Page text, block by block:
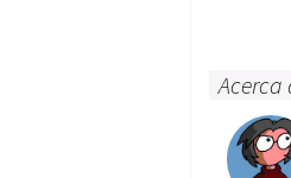
Acerca